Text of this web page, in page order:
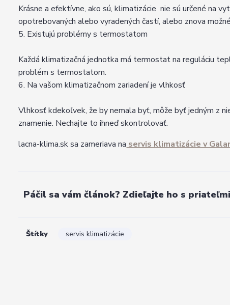
Krásne a efektívne, ako sú, klimatizácie nie sú určené na
opotrebovaných alebo vyradených častí, alebo znova
5. Existujú problémy s termostatom
Každá klimatizačná jednotka má termostat na reguláciu
problém s termostatom.
6. Na vašom klimatizačnom zariadení je vlhkosť
Vlhkosť kdekoľvek, že by nemala byť, môže byť jedným z
znamenie. Nechajte to ihneď skontrolovať.
lacna-klima.sk sa zameriava na servis klimatizácie v
Páčil sa vám článok? Zdieľajte ho s priateľmi
Štítky servis klimatizácie